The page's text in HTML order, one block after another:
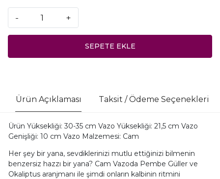
- +
SEPETE EKLE
Ürün Açıklaması Taksit / Ödeme Seçenekleri
Ürün Yüksekliği: 30-35 cm Vazo Yüksekliği: 21,5 cm Vazo
Genişliği: 10 cm Vazo Malzemesi: Cam
Her şey bir yana, sevdiklerinizi mutlu ettiğinizi bilmenin
benzersiz hazzı bir yana? Cam Vazoda Pembe Güller ve
Okaliptus aranjmanı ile şimdi onların kalbinin ritmini